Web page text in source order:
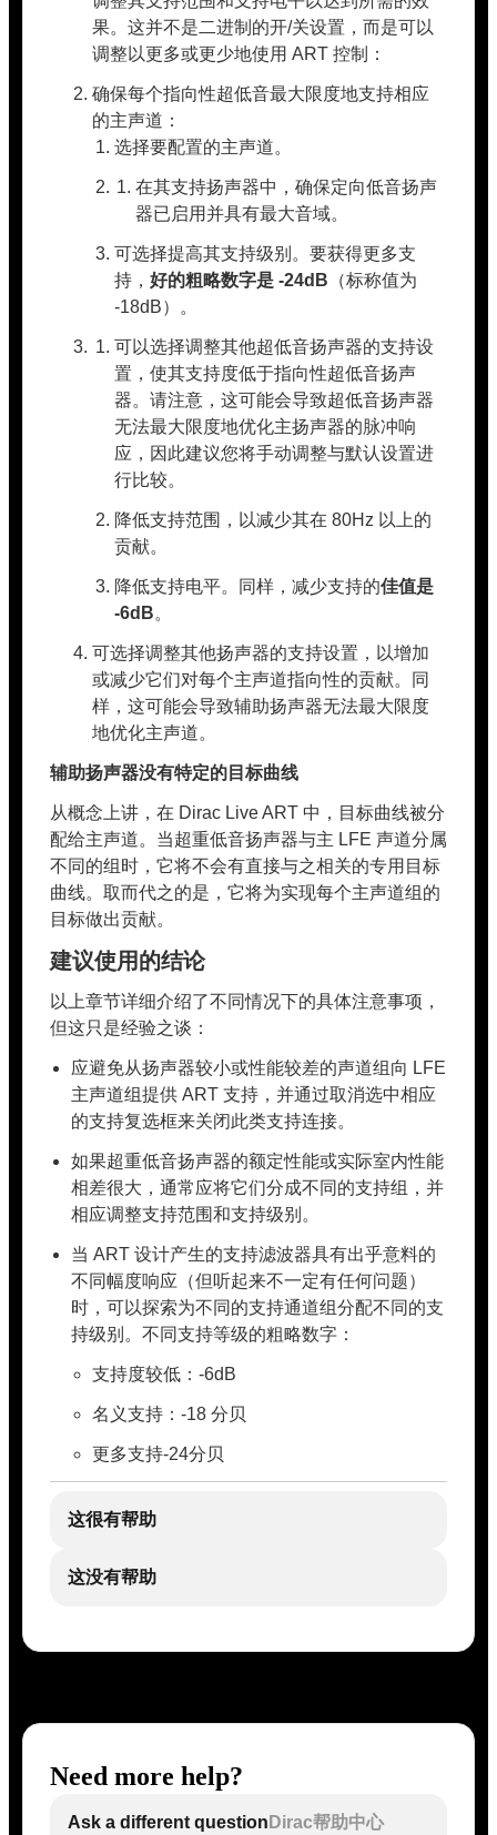
果。这并不是二进制的开/关设置，而是可以
调整以更多或更少地使用 ART 控制：
确保每个指向性超低音最大限度地支持相应
的主声道：
选择要配置的主声道。
在其支持扬声器中，确保定向低音扬声
器已启用并具有最大音域。
可选择提高其支持级别。要获得更多支
持， 好的粗略数字是 -24dB （标称值为
-18dB）。
可以选择调整其他超低音扬声器的支持设
置，使其支持度低于指向性超低音扬声
器。请注意，这可能会导致超低音扬声器
无法最大限度地优化主扬声器的脉冲响
应，因此建议您将手动调整与默认设置进
行比较。
降低支持范围，以减少其在 80Hz 以上的
贡献。
降低支持电平。同样，减少支持的佳值是
-6dB。
可选择调整其他扬声器的支持设置，以增加
或减少它们对每个主声道指向性的贡献。同
样，这可能会导致辅助扬声器无法最大限度
地优化主声道。
辅助扬声器没有特定的目标曲线
从概念上讲，在 Dirac Live ART 中，目标曲线被分
配给主声道。当超重低音扬声器与主 LFE 声道分属
不同的组时，它将不会有直接与之相关的专用目标
曲线。取而代之的是，它将为实现每个主声道组的
目标做出贡献。
建议使用的结论
以上章节详细介绍了不同情况下的具体注意事项，
但这只是经验之谈：
应避免从扬声器较小或性能较差的声道组向 LFE
主声道组提供 ART 支持，并通过取消选中相应
的支持复选框来关闭此类支持连接。
如果超重低音扬声器的额定性能或实际室内性能
相差很大，通常应将它们分成不同的支持组，并
相应调整支持范围和支持级别。
当 ART 设计产生的支持滤波器具有出乎意料的
不同幅度响应（但听起来不一定有任何问题）
时，可以探索为不同的支持通道组分配不同的支
持级别。不同支持等级的粗略数字：
支持度较低：-6dB
名义支持：-18 分贝
更多支持-24分贝
这很有帮助
这没有帮助
Need more help?
Ask a different question Dirac帮助中心